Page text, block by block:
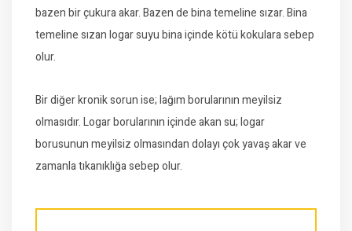
bazen bir çukura akar. Bazen de bina temeline sızar. Bina
temeline sızan logar suyu bina içinde kötü kokulara sebep
olur.
Bir diğer kronik sorun ise; lağım borularının meyilsiz
olmasıdır. Logar borularının içinde akan su; logar
borusunun meyilsiz olmasından dolayı çok yavaş akar ve
zamanla tıkanıklığa sebep olur.